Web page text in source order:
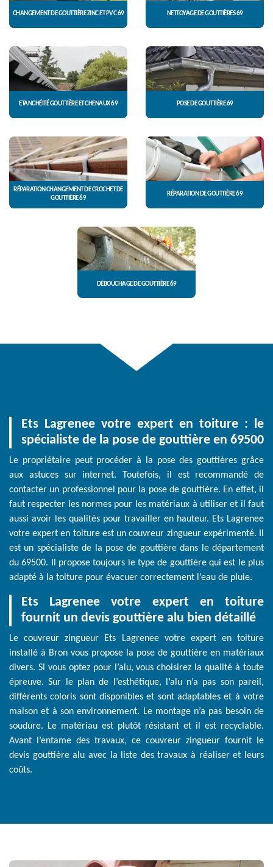
CHANGEMENT DE GOUTTIÈRE ZINC ET PVC 69 NETTOYAGE DE GOUTTIÈRES 69
ETANCHÉITÉ GOUTTIÈRE ET CHENAUX 69 POSE DE GOUTTIÈRE 69
RÉPARATION CHANGEMENT DE CROCHET DE
GOUTTIÈRE 69
RÉPARATION DE GOUTTIÈRE 69
DÉBOUCHAGE DE GOUTTIÈRE 69
Ets Lagrenee votre expert en toiture : le
spécialiste de la pose de gouttière en 69500
Le propriétaire peut procéder à la pose des gouttières grâce
aux astuces sur internet. Toutefois, il est recommandé de
contacter un professionnel pour la pose de gouttière. En effet, il
faut respecter les normes pour les matériaux à utiliser et il faut
aussi avoir les qualités pour travailler en hauteur. Ets Lagrenee
votre expert en toiture est un couvreur zingueur expérimenté. Il
est un spécialiste de la pose de gouttière dans le département
du 69500. Il propose toujours le type de gouttière qui est le plus
adapté à la toiture pour évacuer correctement l’eau de pluie.
Ets Lagrenee votre expert en toiture
fournit un devis gouttière alu bien détaillé
Le couvreur zingueur Ets Lagrenee votre expert en toiture
installé à Bron vous propose la pose de gouttière en matériaux
divers. Si vous optez pour l’alu, vous choisirez la qualité à toute
épreuve. Sur le plan de l’esthétique, l’alu n’a pas son pareil,
différents coloris sont disponibles et sont adaptables et à votre
maison et à son environnement. Le montage n’a pas besoin de
soudure. Le matériau est plutôt résistant et il est recyclable.
Avant l’entame des travaux, ce couvreur zingueur fournit le
devis gouttière alu avec la liste des travaux à réaliser et leurs
coûts.